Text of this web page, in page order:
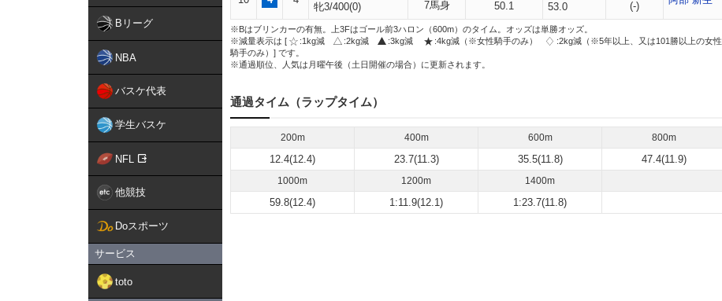
Bリーグ
NBA
バスケ代表
学生バスケ
NFL
他競技
Doスポーツ
サービス
toto
牝3/400(0)
7馬身
50.1
53.0
(-)
※Bはブリンカーの有無。上3Fはゴール前3ハロン（600m）のタイム。オッズは単勝オッズ。
※減量表示は [
:1kg減 :2kg減 :3kg減 :4kg減（※女性騎手のみ）
:2kg減（※5年以上、又は101勝以上の女性
騎手のみ）] です。
※通過順位、人気は月曜午後（土日開催の場合）に更新されます。
通過タイム（ラップタイム）
200m 400m 600m 800m
12.4(12.4) 23.7(11.3) 35.5(11.8) 47.4(11.9)
1000m 1200m 1400m
59.8(12.4) 1:11.9(12.1) 1:23.7(11.8)